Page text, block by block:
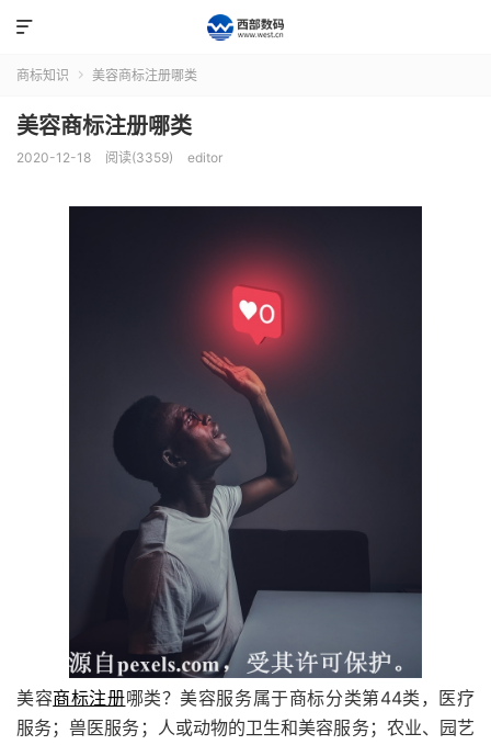

商标知识  美容商标注册哪类
美容商标注册哪类
2020-12-18 阅读(3359) editor
美容商标注册哪类？美容服务属于商标分类第44类，医疗
服务；兽医服务；人或动物的卫生和美容服务；农业、园艺